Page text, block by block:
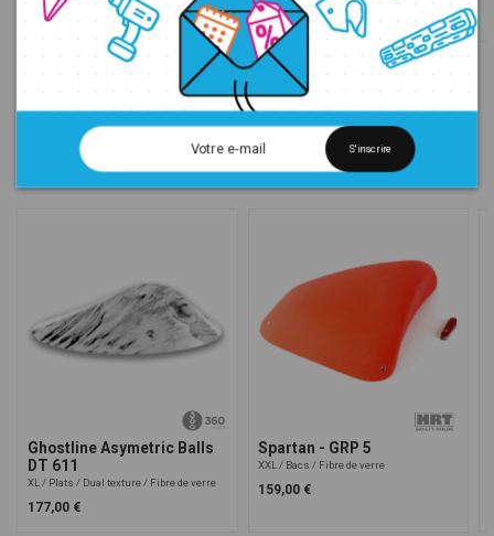
209,00 € 279,00 €
Dans la même catégorie
Ghostline Asymetric Balls
DT 611
XL Plats Dual texture Fibre de verre
177,00 €
Spartan - GRP 5
XXL Bacs Fibre de verre
159,00 €
S'inscrire